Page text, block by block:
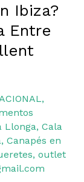
Ibiza?
Entre
,
Llonga, Cala
, Canapés en
, outlet